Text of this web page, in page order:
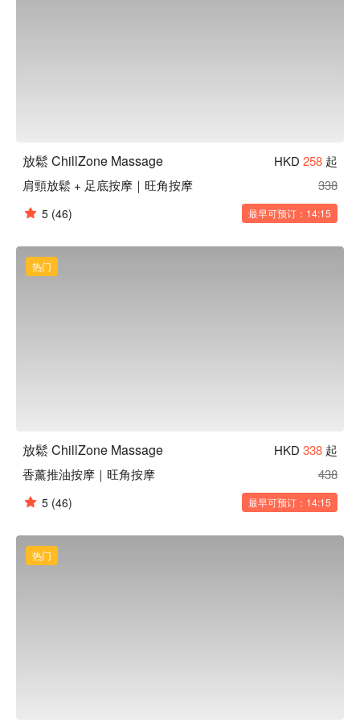
放鬆 ChillZone Massage HKD 258 起
肩頸放鬆 + 足底按摩｜旺角按摩
338
5 (46) 最早可预订：14:15
热门
放鬆 ChillZone Massage HKD 338 起
香薰推油按摩｜旺角按摩
438
5 (46) 最早可预订：14:15
热门